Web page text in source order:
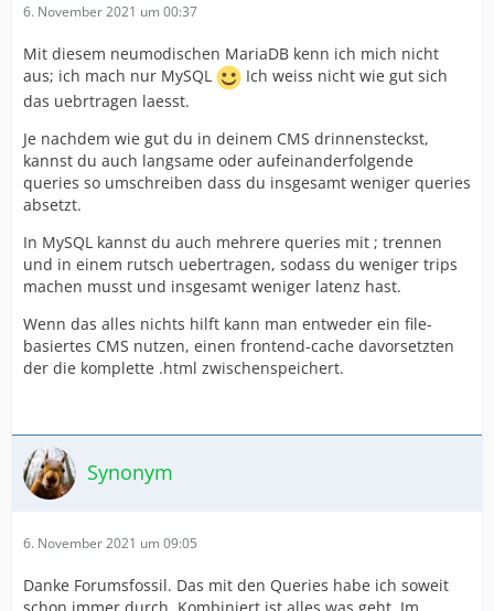
6. November 2021 um 00:37
Mit diesem neumodischen MariaDB kenn ich mich nicht
aus; ich mach nur MySQL
Ich weiss nicht wie gut sich
das uebrtragen laesst.
Je nachdem wie gut du in deinem CMS drinnensteckst,
kannst du auch langsame oder aufeinanderfolgende
queries so umschreiben dass du insgesamt weniger queries
absetzt.
In MySQL kannst du auch mehrere queries mit ; trennen
und in einem rutsch uebertragen, sodass du weniger trips
machen musst und insgesamt weniger latenz hast.
Wenn das alles nichts hilft kann man entweder ein file-
basiertes CMS nutzen, einen frontend-cache davorsetzten
der die komplette .html zwischenspeichert.
Synonym
6. November 2021 um 09:05
Danke Forumsfossil. Das mit den Queries habe ich soweit
schon immer durch. Kombiniert ist alles was geht. Im